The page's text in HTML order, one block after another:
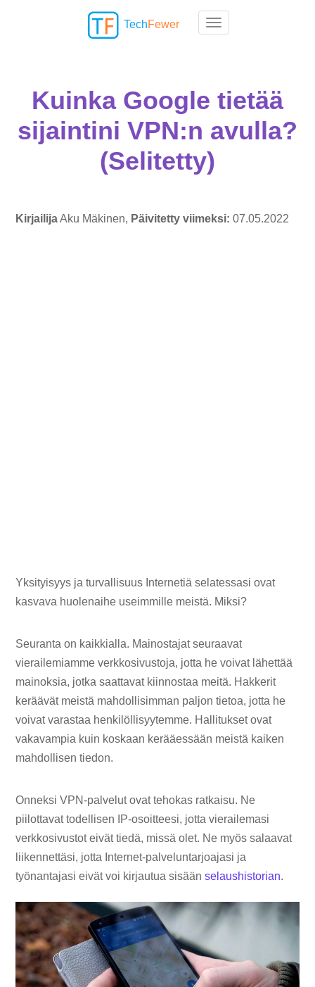
Toggle navigation
TechFewer
Kuinka Google tietää
sijaintini VPN:n avulla?
(Selitetty)
KirjailijaAku Mäkinen, Päivitetty viimeksi:07.05.2022
Yksityisyys ja turvallisuus Internetiä selatessasi ovat
kasvava huolenaihe useimmille meistä. Miksi?
Seuranta on kaikkialla. Mainostajat seuraavat
vierailemiamme verkkosivustoja, jotta he voivat lähettää
mainoksia, jotka saattavat kiinnostaa meitä. Hakkerit
keräävät meistä mahdollisimman paljon tietoa, jotta he
voivat varastaa henkilöllisyytemme. Hallitukset ovat
vakavampia kuin koskaan kerääessään meistä kaiken
mahdollisen tiedon.
Onneksi VPN-palvelut ovat tehokas ratkaisu. Ne
piilottavat todellisen IP-osoitteesi, jotta vierailemasi
verkkosivustot eivät tiedä, missä olet. Ne myös salaavat
liikennettäsi, jotta Internet-palveluntarjoajasi ja
työnantajasi eivät voi kirjautua sisäänselaushistorian.